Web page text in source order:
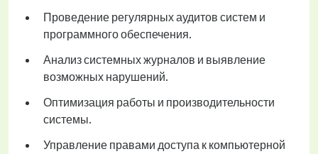
Проведение регулярных аудитов систем и
программного обеспечения.
Анализ системных журналов и выявление
возможных нарушений.
Оптимизация работы и производительности
системы.
Управление правами доступа к компьютерной